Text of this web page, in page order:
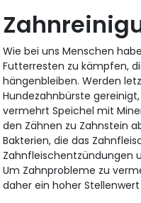
Wie bei uns Menschen
Futterresten zu kämpfen,
hängenbleiben. Werden
Hundezahnbürste
vermehrt Speichel mit
den Zähnen zu Zahnstein
Bakterien, die das
Zahnfleischentzündungen
Um Zahnprobleme zu
daher ein hoher